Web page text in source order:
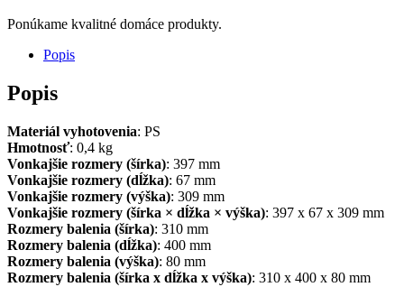
Ponúkame kvalitné domáce produkty.
Popis
Popis
Materiál vyhotovenia: PS
Hmotnosť: 0,4 kg
Vonkajšie rozmery (šírka): 397 mm
Vonkajšie rozmery (dĺžka): 67 mm
Vonkajšie rozmery (výška): 309 mm
Vonkajšie rozmery (šírka × dĺžka × výška): 397 x 67 x 309 mm
Rozmery balenia (šírka): 310 mm
Rozmery balenia (dĺžka): 400 mm
Rozmery balenia (výška): 80 mm
Rozmery balenia (šírka x dĺžka x výška): 310 x 400 x 80 mm